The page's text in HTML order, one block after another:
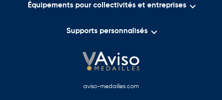
Équipements pour collectivités et entreprises 
Supports personnalisés 
aviso-medailles.com